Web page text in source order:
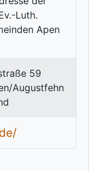
59
Augustfehn